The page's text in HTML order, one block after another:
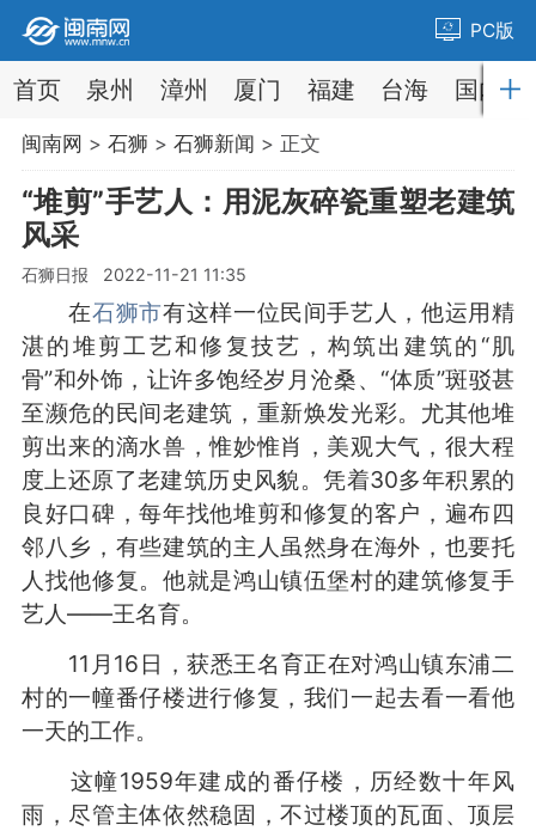
PC版
首页 泉州 漳州 厦门 福建 台海 国内
闽南网 > 石狮 > 石狮新闻 > 正文
“堆剪”手艺人：用泥灰碎瓷重塑老建筑
风采
石狮日报 2022-11-21 11:35
在石狮市有这样一位民间手艺人，他运用精
湛的堆剪工艺和修复技艺，构筑出建筑的“肌
骨”和外饰，让许多饱经岁月沧桑、“体质”斑驳甚
至濒危的民间老建筑，重新焕发光彩。尤其他堆
剪出来的滴水兽，惟妙惟肖，美观大气，很大程
度上还原了老建筑历史风貌。凭着30多年积累的
良好口碑，每年找他堆剪和修复的客户，遍布四
邻八乡，有些建筑的主人虽然身在海外，也要托
人找他修复。他就是鸿山镇伍堡村的建筑修复手
艺人——王名育。
11月16日，获悉王名育正在对鸿山镇东浦二
村的一幢番仔楼进行修复，我们一起去看一看他
一天的工作。
这幢1959年建成的番仔楼，历经数十年风
雨，尽管主体依然稳固，不过楼顶的瓦面、顶层